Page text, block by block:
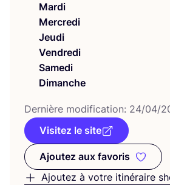
Mardi
Mercredi
Jeudi
Vendredi
Samedi
Dimanche
Der­nière modi­fi­ca­tion: 24/04/
Visitez le site
Ajoutez aux favoris
Ajoutez aux
Ajoutez à votre itinéraire